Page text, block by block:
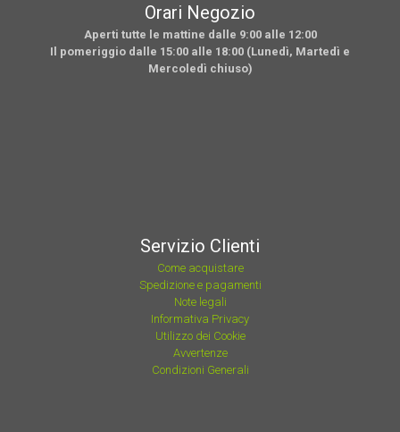
Orari Negozio
Aperti tutte le mattine dalle 9:00 alle 12:00
Il pomeriggio dalle 15:00 alle 18:00 (Lunedì, Martedì e
Mercoledì chiuso)
Servizio Clienti
Come acquistare
Spedizione e pagamenti
Note legali
Informativa Privacy
Utilizzo dei Cookie
Avvertenze
Condizioni Generali